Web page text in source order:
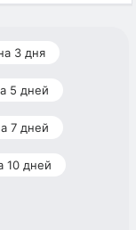
3 дня
5 дней
7 дней
10 дней